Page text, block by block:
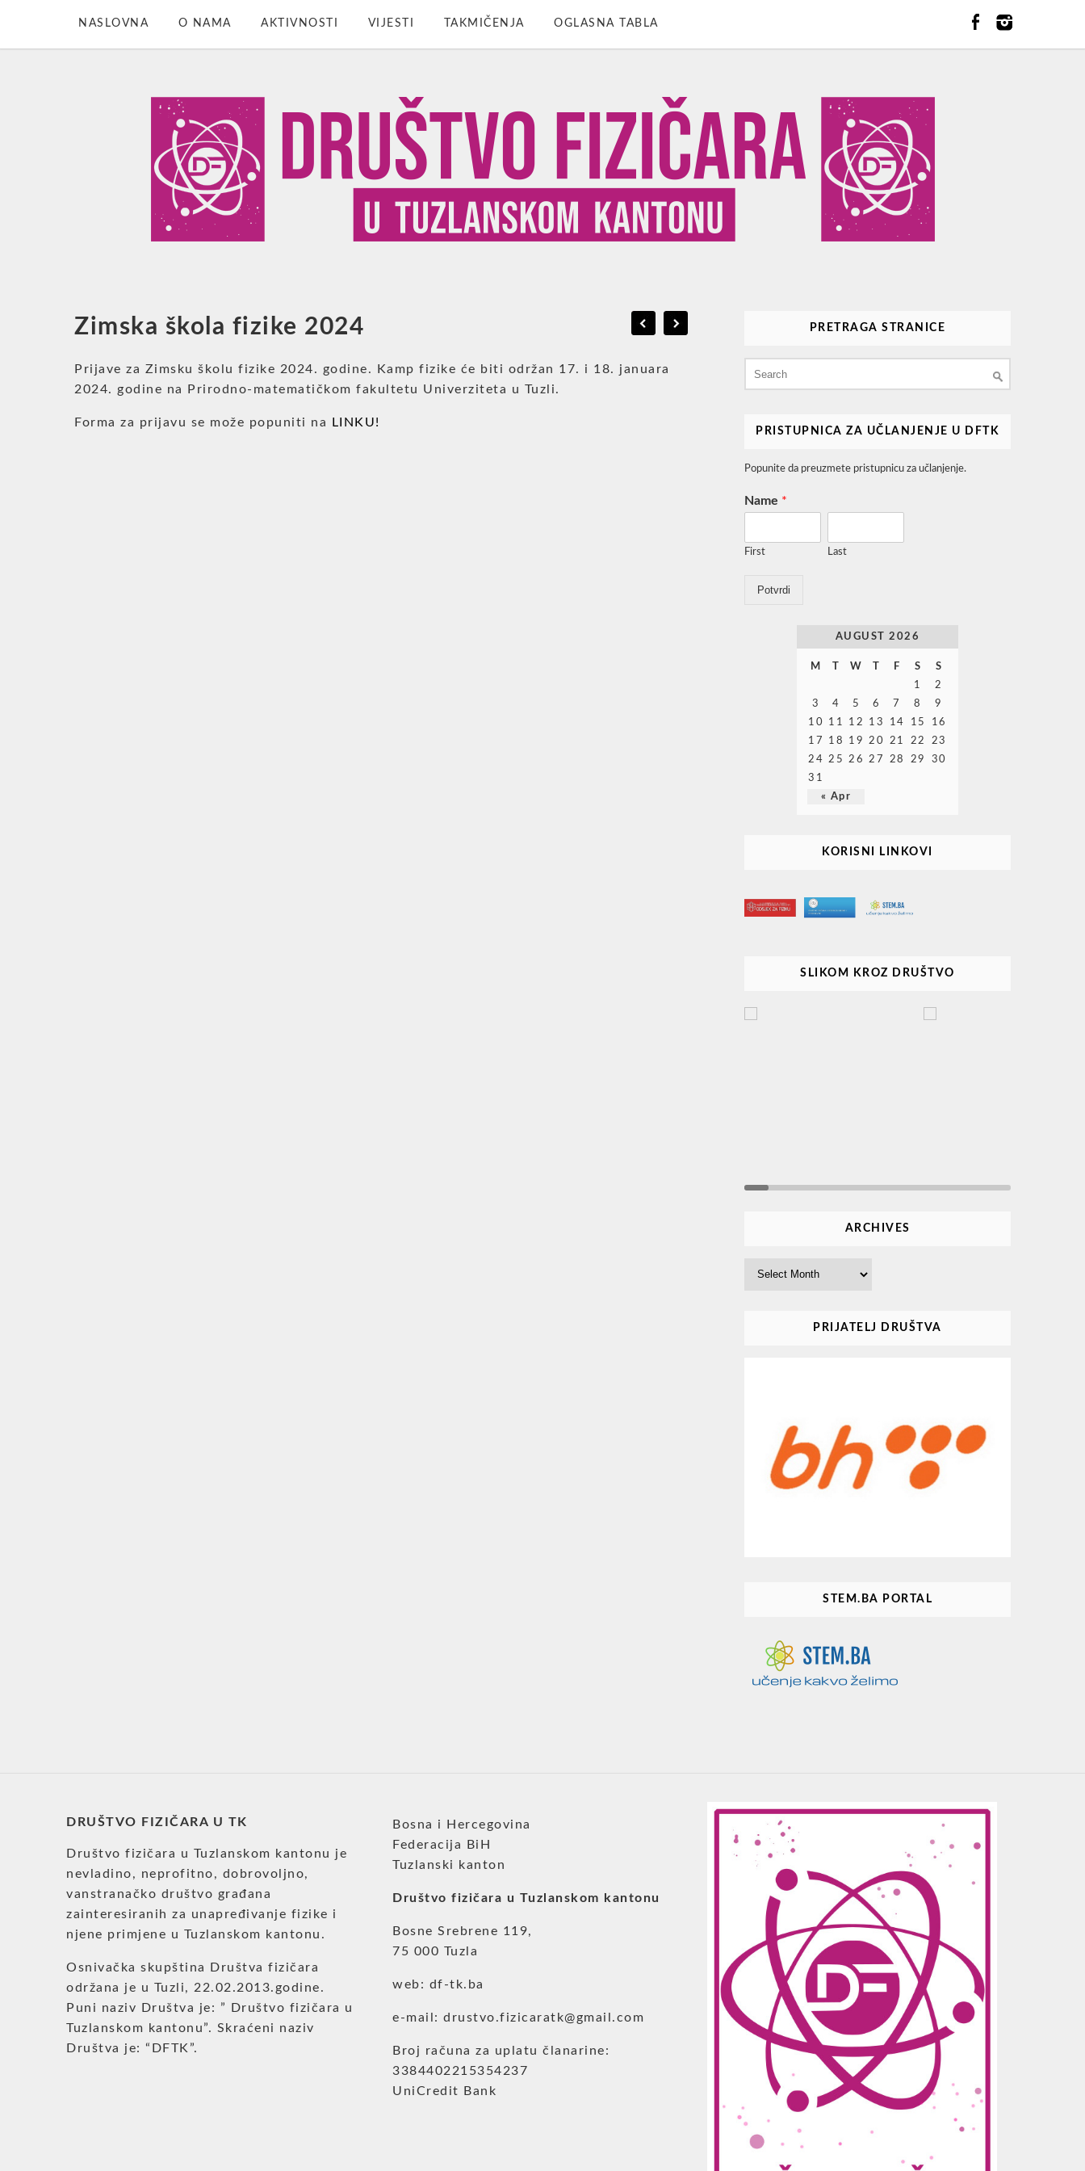
NASLOVNA O NAMA AKTIVNOSTI VIJESTI TAKMIČENJA OGLASNA TABLA
Zimska škola fizike 2024
Prijave za Zimsku školu fizike 2024. godine. Kamp fizike će biti održan 17. i 18. januara
2024. godine na Prirodno-matematičkom fakultetu Univerziteta u Tuzli.
Forma za prijavu se može popuniti na LINKU!
PRETRAGA STRANICE
for:
PRISTUPNICA ZA UČLANJENJE U DFTK
Popunite da preuzmete pristupnicu za učlanjenje.
Name *
First Last
Potvrdi
AUGUST 2026
M T W T F S S
« Apr
1
2
3
4 5 6 7 8
9
10
11 12 13 14 15
16
17
18 19 20 21 22
23
24 25 26 27 28 29
30
31
KORISNI LINKOVI
SLIKOM KROZ DRUŠTVO
ARCHIVES
PRIJATELJ DRUŠTVA
STEM.BA PORTAL
DRUŠTVO FIZIČARA U TK
Društvo fizičara u Tuzlanskom kantonu je
nevladino, neprofitno, dobrovoljno,
vanstranačko društvo građana
zainteresiranih za unapređivanje fizike i
njene primjene u Tuzlanskom kantonu.
Osnivačka skupština Društva fizičara
održana je u Tuzli, 22.02.2013.godine.
Puni naziv Društva je: ” Društvo fizičara u
Tuzlanskom kantonu”. Skraćeni naziv
Društva je: “DFTK”.
Bosna i Hercegovina
Federacija BiH
Tuzlanski kanton
Društvo fizičara u Tuzlanskom kantonu
Bosne Srebrene 119,
75 000 Tuzla
web: df-tk.ba
e-mail: drustvo.fizicaratk@gmail.com
Broj računa za uplatu članarine:
3384402215354237
UniCredit Bank